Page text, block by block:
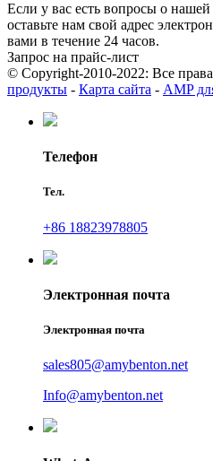
Если у вас есть вопросы о
оставьте нам свой адрес
вами в течение 24 часов.
Запрос на прайс-лист
© Copyright-2010-2022: Все
продукты - Карта сайта - AMP
Телефон
Тел.
+86 18823978805
Электронная почта
Электронная почта
sales805@amybenton.net
Info@amybenton.net